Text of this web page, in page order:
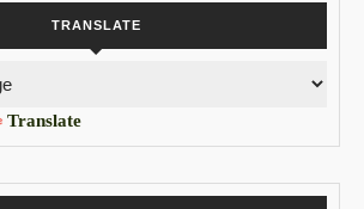
TRANSLATE
Translate